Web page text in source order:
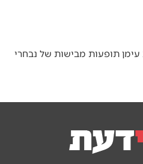
תופעות מבישות של נבחרי